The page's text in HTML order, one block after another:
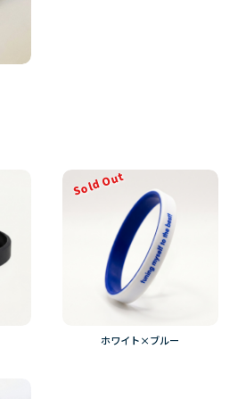
Sold Out
ホワイト×ブルー